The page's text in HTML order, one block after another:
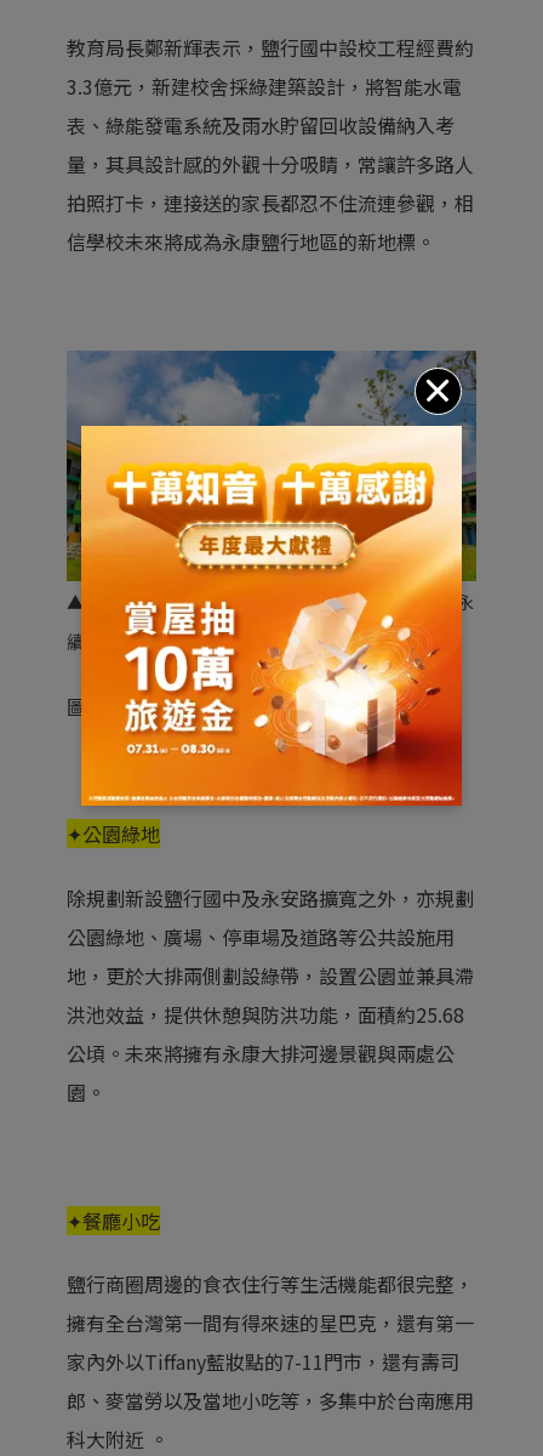
教育局長鄭新輝表示，鹽行國中設校工程經費約
3.3億元，新建校舍採綠建築設計，將智能水電
表、綠能發電系統及雨水貯留回收設備納入考
量，其具設計感的外觀十分吸睛，常讓許多路人
拍照打卡，連接送的家長都忍不住流連參觀，相
信學校未來將成為永康鹽行地區的新地標。
▲鹽行國中願景即打造為「成就孩子，創造幸福」的永
續校園。
圖片來源：台南市政府
✦公園綠地
除規劃新設鹽行國中及永安路擴寬之外，亦規劃
公園綠地、廣場、停車場及道路等公共設施用
地，更於大排兩側劃設綠帶，設置公園並兼具滯
洪池效益，提供休憩與防洪功能，面積約25.68
公頃。未來將擁有永康大排河邊景觀與兩處公
園。
✦餐廳小吃
鹽行商圈周邊的食衣住行等生活機能都很完整，
擁有全台灣第一間有得來速的星巴克，還有第一
家內外以Tiffany藍妝點的7-11門市，還有壽司
郎、麥當勞以及當地小吃等，多集中於台南應用
科大附近 。